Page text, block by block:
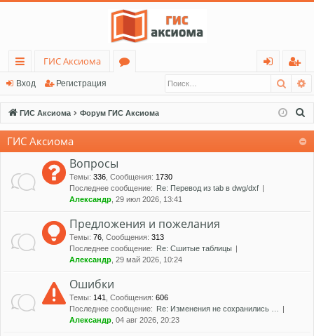
с
ы
лк
и
ГИС Аксиома
ру
м
д
ег
ис
тр
Вход Регистрация
ГИС Аксиома Форум ГИС Аксиома
ГИС Аксиома
Вопросы
Темы: 336 Сообщения: 1730
Последнее сообщение: Re: Перевод из tab в dwg/dxf
Александр , 29 июл 2026, 13:41
Предложения и пожелания
Темы: 76 Сообщения: 313
Последнее сообщение: Re: Сшитые таблицы
Александр , 29 май 2026, 10:24
Ошибки
Темы: 141 Сообщения: 606
Последнее сообщение: Re: Изменения не сохранились …
Александр , 04 авг 2026, 20:23